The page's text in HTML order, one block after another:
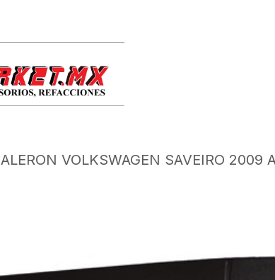
ALERON VOLKSWAGEN SAVEIRO 2009